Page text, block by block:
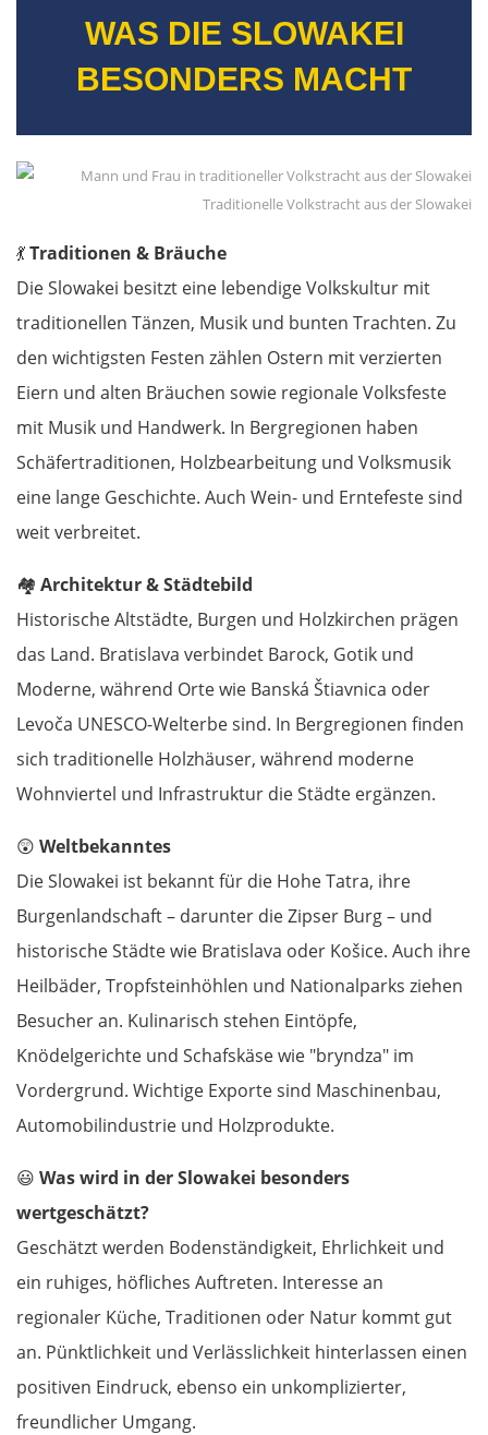
WAS DIE SLOWAKEI
BESONDERS MACHT
Traditionelle Volkstracht aus der Slowakei
💃Traditionen & Bräuche
Die Slowakei besitzt eine lebendige Volkskultur mit
traditionellen Tänzen, Musik und bunten Trachten. Zu
den wichtigsten Festen zählen Ostern mit verzierten
Eiern und alten Bräuchen sowie regionale Volksfeste
mit Musik und Handwerk. In Bergregionen haben
Schäfertraditionen, Holzbearbeitung und Volksmusik
eine lange Geschichte. Auch Wein- und Erntefeste sind
weit verbreitet.
🏘️ Architektur & Städtebild
Historische Altstädte, Burgen und Holzkirchen prägen
das Land. Bratislava verbindet Barock, Gotik und
Moderne, während Orte wie Banská Štiavnica oder
Levoča UNESCO-Welterbe sind. In Bergregionen finden
sich traditionelle Holzhäuser, während moderne
Wohnviertel und Infrastruktur die Städte ergänzen.
😲 Weltbekanntes
Die Slowakei ist bekannt für die Hohe Tatra, ihre
Burgenlandschaft – darunter die Zipser Burg – und
historische Städte wie Bratislava oder Košice. Auch ihre
Heilbäder, Tropfsteinhöhlen und Nationalparks ziehen
Besucher an. Kulinarisch stehen Eintöpfe,
Knödelgerichte und Schafskäse wie "bryndza" im
Vordergrund. Wichtige Exporte sind Maschinenbau,
Automobilindustrie und Holzprodukte.
😃 Was wird in der Slowakei besonders
wertgeschätzt?
Geschätzt werden Bodenständigkeit, Ehrlichkeit und
ein ruhiges, höfliches Auftreten. Interesse an
regionaler Küche, Traditionen oder Natur kommt gut
an. Pünktlichkeit und Verlässlichkeit hinterlassen einen
positiven Eindruck, ebenso ein unkomplizierter,
freundlicher Umgang.